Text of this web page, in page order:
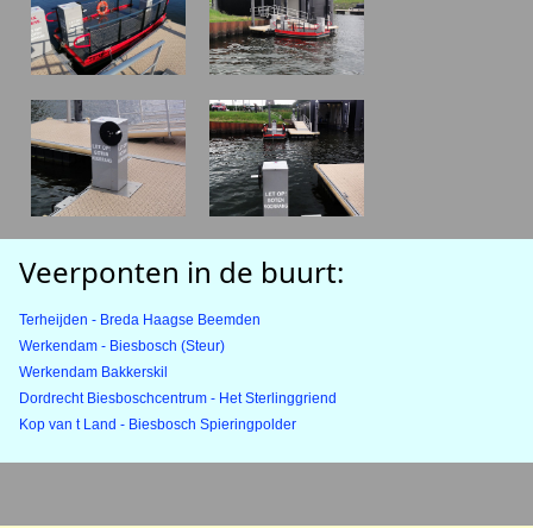
Veerponten in de buurt:
Terheijden - Breda Haagse Beemden
Werkendam - Biesbosch (Steur)
Werkendam Bakkerskil
Dordrecht Biesboschcentrum - Het Sterlinggriend
Kop van t Land - Biesbosch Spieringpolder